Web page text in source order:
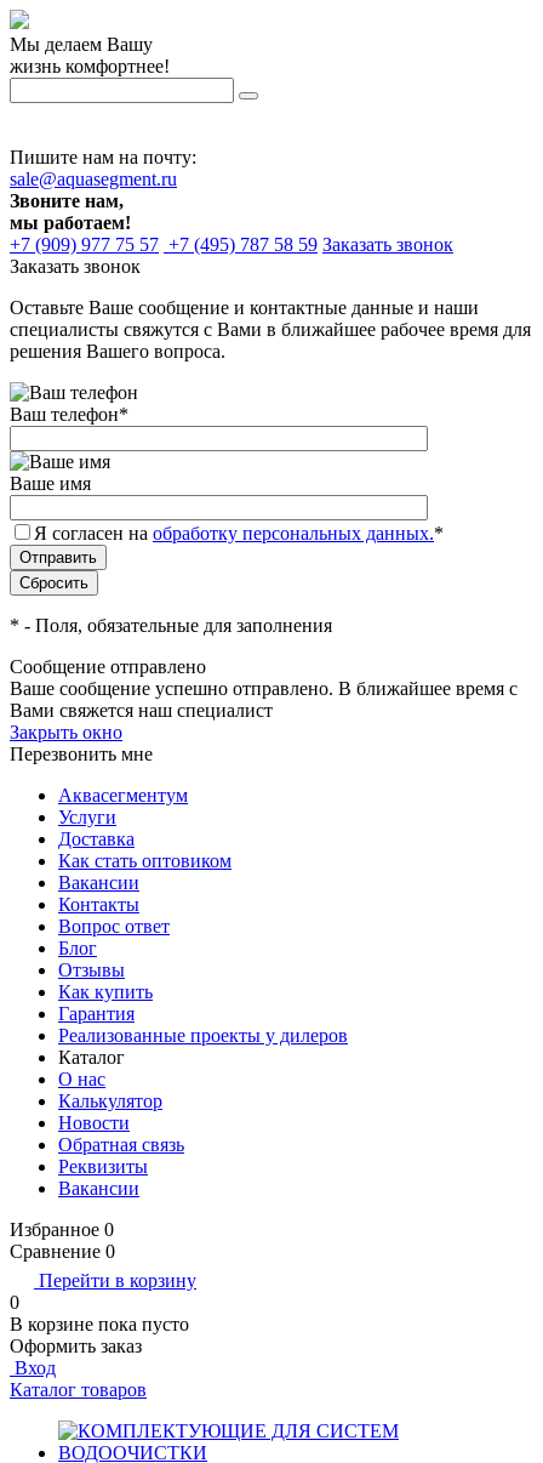
Мы делаем Вашу
жизнь комфортнее!
Пишите нам на почту:
sale@aquasegment.ru
Звоните нам,
мы работаем!
+7 (909) 977 75 57 +7 (495) 787 58 59 Заказать звонок
Заказать звонок
Оставьте Ваше сообщение и контактные данные и наши
специалисты свяжутся с Вами в ближайшее рабочее время для
решения Вашего вопроса.
Ваш телефон*
Ваше имя
Я согласен на обработку персональных данных.*
* - Поля, обязательные для заполнения
Сообщение отправлено
Ваше сообщение успешно отправлено. В ближайшее время с
Вами свяжется наш специалист
Закрыть окно
Перезвонить мне
Аквасегментум
Услуги
Доставка
Как стать оптовиком
Вакансии
Контакты
Вопрос ответ
Блог
Отзывы
Как купить
Гарантия
Реализованные проекты у дилеров
Каталог
О нас
Калькулятор
Новости
Обратная связь
Реквизиты
Вакансии
Избранное 0
Сравнение 0
Перейти в корзину
0
В корзине пока пусто
Оформить заказ
Вход
Каталог товаров